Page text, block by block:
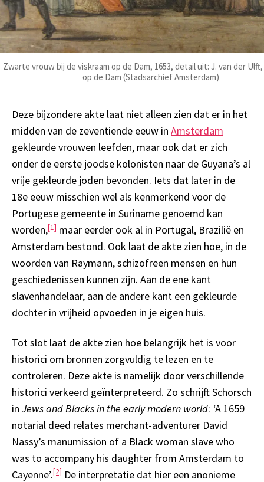
Zwarte vrouw bij de viskraam op de Dam, 1653, detail uit: J. van der
op de Dam (Stadsarchief Amsterdam)
Deze bijzondere akte laat niet alleen zien dat er in het
midden van de zeventiende eeuw in Amsterdam
gekleurde vrouwen leefden, maar ook dat er zich
onder de eerste joodse kolonisten naar de Guyana’s al
vrije gekleurde joden bevonden. Iets dat later in de
18e eeuw misschien wel als kenmerkend voor de
Portugese gemeente in Suriname genoemd kan
worden,[1] maar eerder ook al in Portugal, Brazilië en
Amsterdam bestond. Ook laat de akte zien hoe, in de
woorden van Raymann, schizofreen mensen en hun
geschiedenissen kunnen zijn. Aan de ene kant
slavenhandelaar, aan de andere kant een gekleurde
dochter in vrijheid opvoeden in je eigen huis.
Tot slot laat de akte zien hoe belangrijk het is voor
historici om bronnen zorgvuldig te lezen en te
controleren. Deze akte is namelijk door verschillende
historici verkeerd geïnterpreteerd. Zo schrijft Schorsch
in Jews and Blacks in the early modern world: ‘A 1659
notarial deed relates merchant-adventurer David
Nassy’s manumission of a Black woman slave who
was to accompany his daughter from Amsterdam to
Cayenne’.[2] De interpretatie dat hier een anonieme